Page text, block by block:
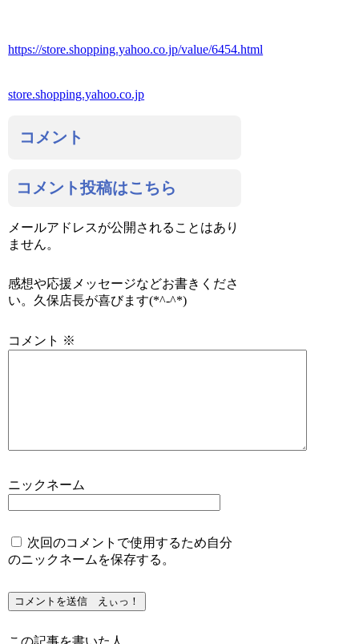
https://store.shopping.yahoo.co.jp/value/6454.html
store.shopping.yahoo.co.jp
コメント
コメント投稿はこちら
メールアドレスが公開されることはあり
ません。
感想や応援メッセージなどお書きくださ
い。久保店長が喜びます(*^-^*)
コメント ※
ニックネーム
次回のコメントで使用するため自分
のニックネームを保存する。